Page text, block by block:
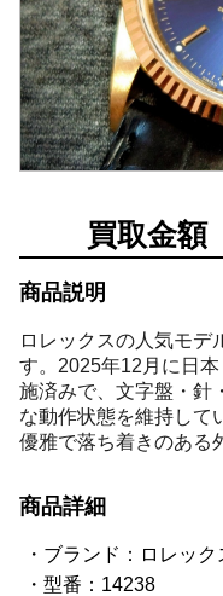
買取金額
商品説明
ロレックスの人気モデ
す。2025年12月に日
施済みで、文字盤・針
な動作状態を維持して
優雅で落ち着きのある
商品詳細
ブランド：ロレック
型番：14238